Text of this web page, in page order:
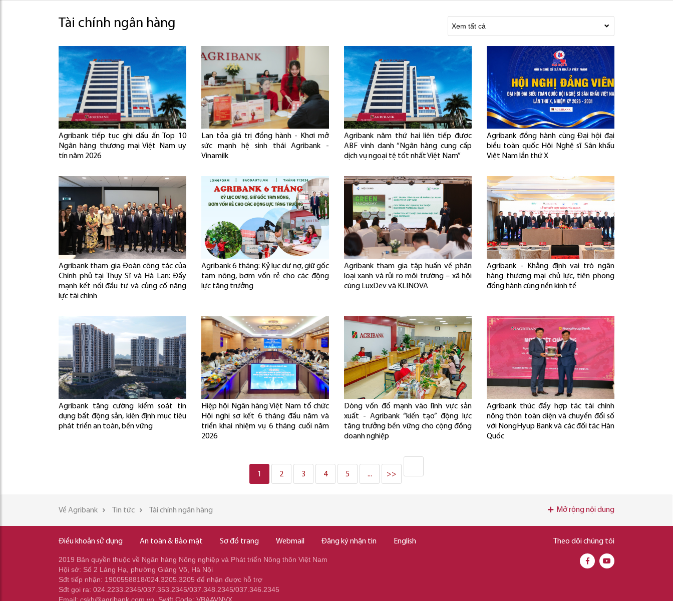
Tài chính ngân hàng
Agribank tiếp tục ghi dấu ấn Top 10
Ngân hàng thương mại Việt Nam uy
tín năm 2026
Lan tỏa giá trị đồng hành - Khơi mở
sức mạnh hệ sinh thái Agribank -
Vinamilk
Agribank năm thứ hai liên tiếp được
ABF vinh danh “Ngân hàng cung cấp
dịch vụ ngoại tệ tốt nhất Việt Nam”
Agribank đồng hành cùng Đại hội đại
biểu toàn quốc Hội Nghệ sĩ Sân khấu
Việt Nam lần thứ X
Agribank tham gia Đoàn công tác của
Chính phủ tại Thụy Sĩ và Hà Lan: Đẩy
mạnh kết nối đầu tư và củng cố năng
lực tài chính
Agribank 6 tháng: Kỷ lục dư nợ, giữ gốc
tam nông, bơm vốn rẻ cho các động
lực tăng trưởng
Agribank tham gia tập huấn về phân
loại xanh và rủi ro môi trường – xã hội
cùng LuxDev và KLINOVA
Agribank - Khẳng định vai trò ngân
hàng thương mại chủ lực, tiên phong
đồng hành cùng nền kinh tế
Agribank tăng cường kiểm soát tín
dụng bất động sản, kiên định mục tiêu
phát triển an toàn, bền vững
Hiệp hội Ngân hàng Việt Nam tổ chức
Hội nghị sơ kết 6 tháng đầu năm và
triển khai nhiệm vụ 6 tháng cuối năm
2026
Dòng vốn đổ mạnh vào lĩnh vực sản
xuất - Agribank “kiến tạo” động lực
tăng trưởng bền vững cho cộng đồng
doanh nghiệp
Agribank thúc đẩy hợp tác tài chính
nông thôn toàn diện và chuyển đổi số
với NongHyup Bank và các đối tác Hàn
Quốc
1 2 3 4 5 ... >>
Về Agribank Tin tức Tài chính ngân hàng Mở rộng nội dung
Điều khoản sử dụng An toàn & Bảo mật Sơ đồ trang Webmail Đăng ký nhận tin English
2019 Bản quyền thuộc về Ngân hàng Nông nghiệp và Phát triển Nông thôn Việt Nam
Hội sở: Số 2 Láng Hạ, phường Giảng Võ, Hà Nội
Sđt tiếp nhận: 1900558818/024.3205.3205 để nhận được hỗ trợ
Sđt gọi ra: 024.2233.2345/037.353.2345/037.348.2345/037.346.2345
Theo dõi chúng tôi